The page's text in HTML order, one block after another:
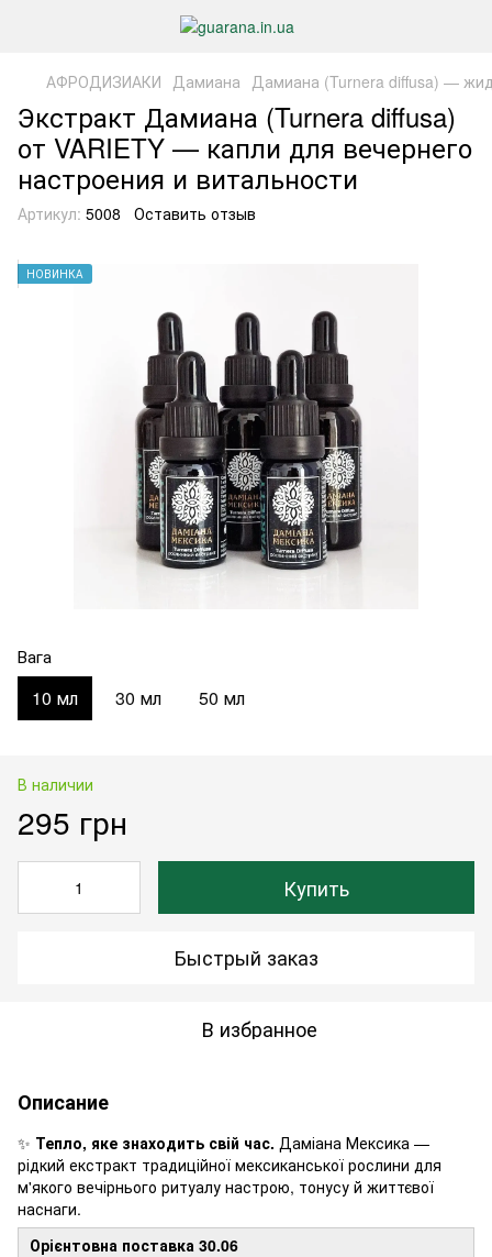
АФРОДИЗИАКИ Дамиана Дамиана (Turnera diffusa) —
Экстракт Дамиана (Turnera diffusa)
от VARIETY — капли для вечернего
настроения и витальности
Артикул: 5008 Оставить отзыв
НОВИНКА
Вага
10 мл 30 мл 50 мл
В наличии
295 грн
Купить
Быстрый заказ
В избранное
Описание
✨ Тепло, яке знаходить свій час. Даміана Мексика —
рідкий екстракт традиційної мексиканської рослини для
м'якого вечірнього ритуалу настрою, тонусу й життєвої
наснаги.
Орієнтовна поставка 30.06